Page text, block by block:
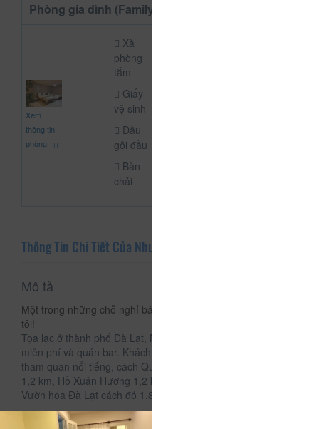
Phòng gia đình (Family) gia đình
Xem
thông tin
phòng
Xà
phòng
tắm
Giấy
vệ sinh
Dầu
gội đầu
Bàn
chải
Thông Tin Chi Tiết Của Như My
Mô tả
Một trong những chỗ nghỉ bán chạy nhất ở Đà Lạt của chúng
tôi!
Tọa lạc ở thành phố Đà Lạt, Nhu My Guesthouse có Wi-Fi
miễn phí và quán bar. Khách sạn này nằm gần một số điểm
tham quan nổi tiếng, cách Quảng trường Lâm Viên khoảng
1,2 km, Hồ Xuân Hương 1,2 km và Công viên Yersin 1,4 km.
Vườn hoa Đà Lạt cách đó 1,8 km.
Các phòng nghỉ tại khách sạn có bàn làm việc và phòng tắm